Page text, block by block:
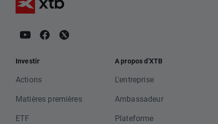
Investir
Actions
Matières premières
ETF
A propos d'XTB
L'entreprise
Ambassadeur
Plateforme